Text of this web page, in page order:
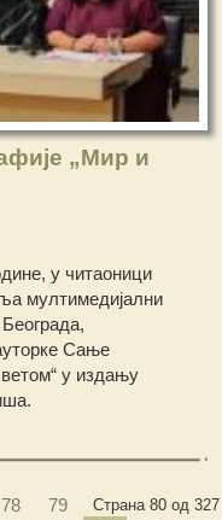
„Мир и
у читаоници
мултимедијални
Сање
у издању
Страна 80 од 327
78
79